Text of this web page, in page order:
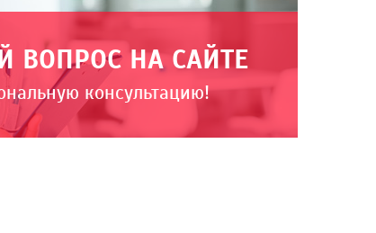
ВОПРОС НА САЙТЕ
консультацию!